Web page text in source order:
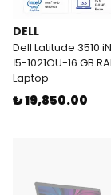
DELL
Dell Latitude 3510
İ5-1021OU-16 GB
Laptop
₺ 19,850.00